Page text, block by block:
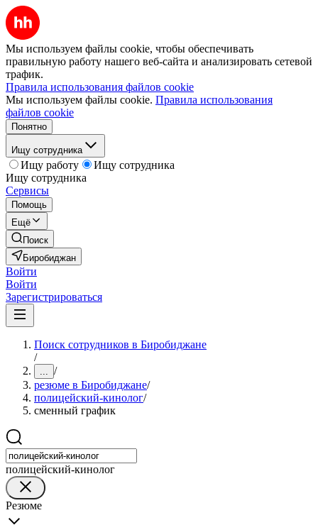
Мы используем файлы cookie, чтобы обеспечивать
правильную работу нашего веб-сайта и анализировать сетевой
трафик.
Правила использования файлов cookie
Мы используем файлы cookie. Правила использования
файлов cookie
Понятно
Ищу сотрудника
Ищу работу
Ищу сотрудника
Ищу сотрудника
Сервисы
Помощь
Ещё
Поиск
Биробиджан
Войти
Войти
Зарегистрироваться
Поиск сотрудников в Биробиджане
/
... /
резюме в Биробиджане/
полицейский-кинолог/
сменный график
полицейский-кинолог
Резюме